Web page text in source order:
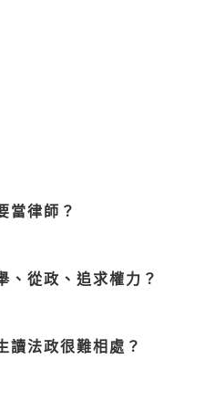
當律師？
、從政、追求權力？
讀法政很難相處？